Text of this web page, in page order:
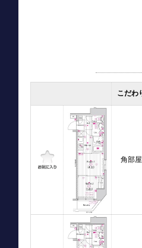
こだわ
角部屋